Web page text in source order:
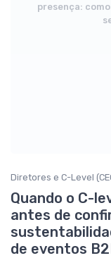
presença:
Diretores e C-Level
Quando o C-
antes de
de eventos